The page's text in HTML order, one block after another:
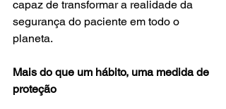
capaz de transformar a realidade da
segurança do paciente em todo o
planeta.
Mais do que um hábito, uma medida de
proteção